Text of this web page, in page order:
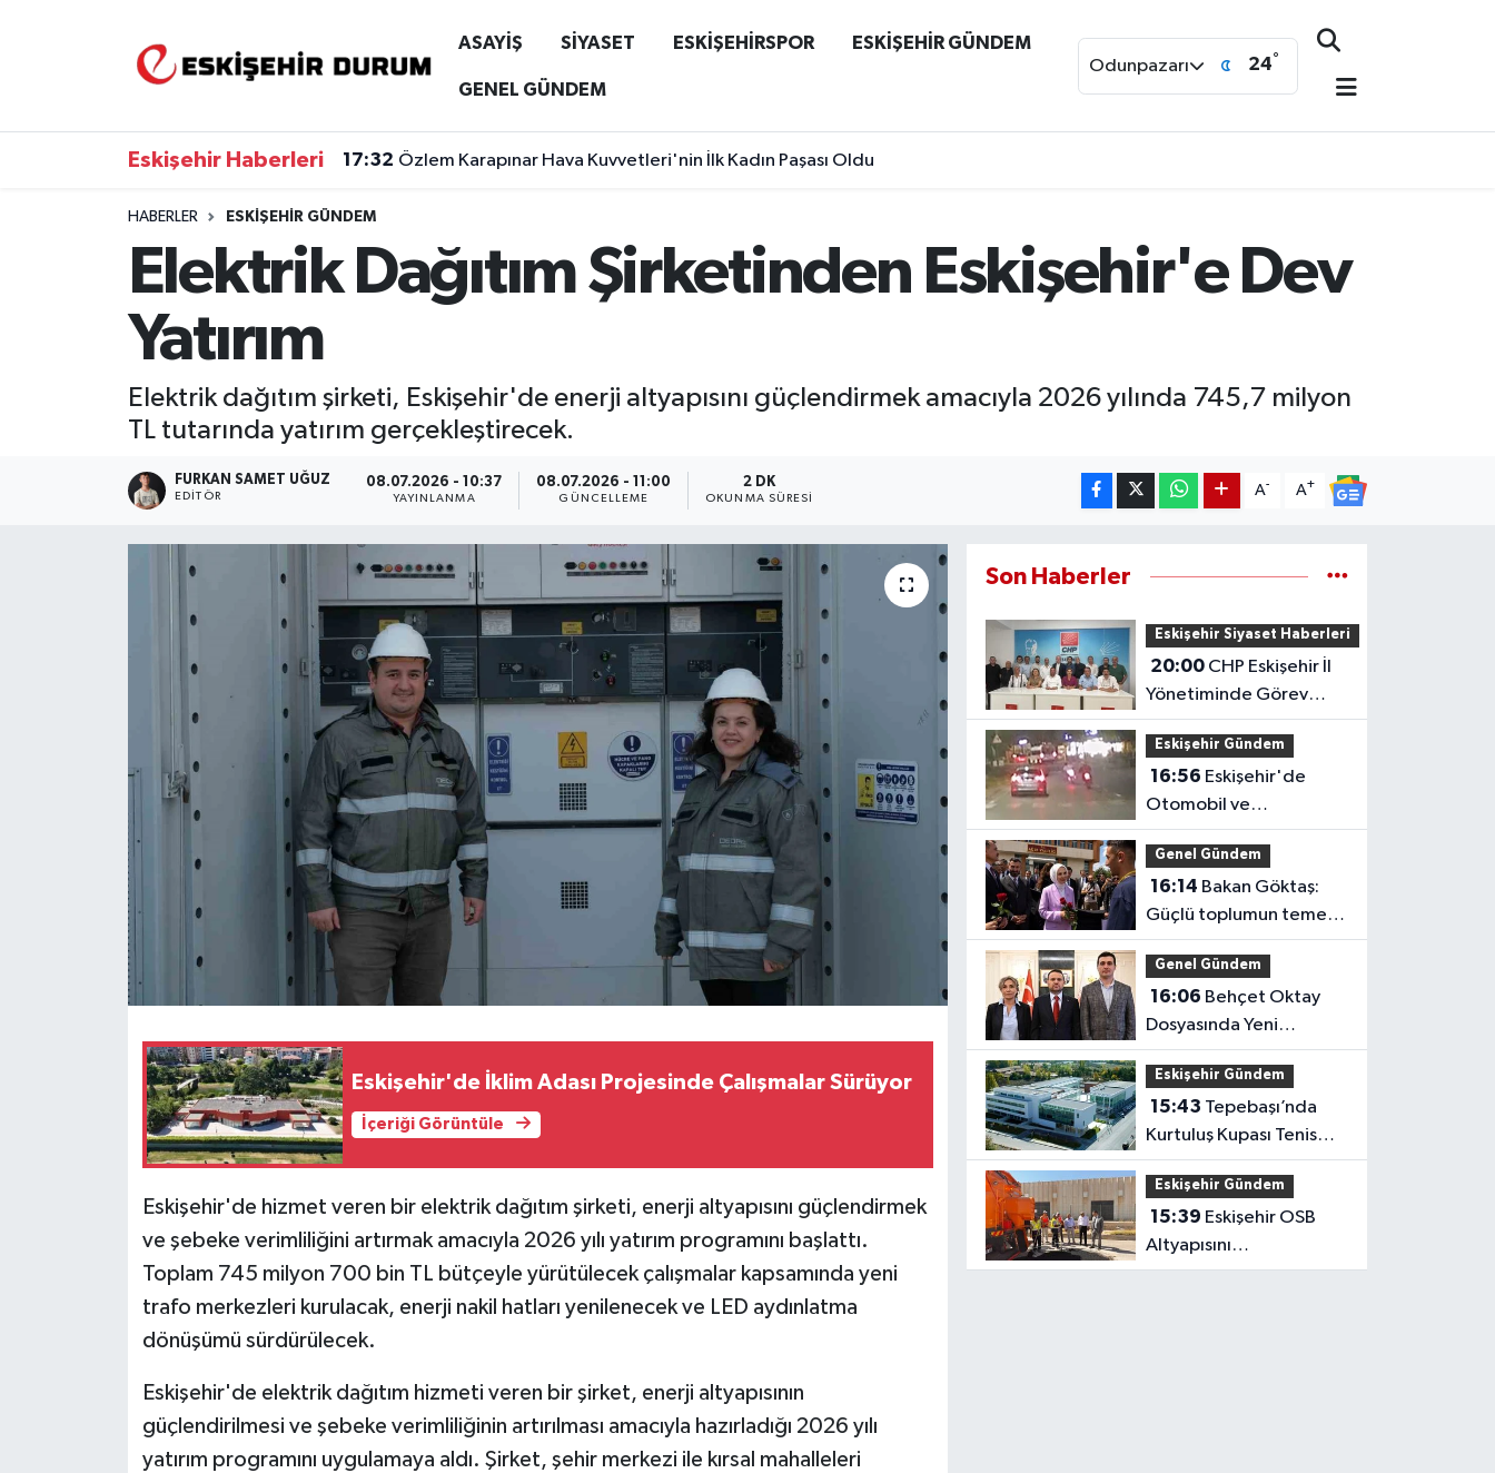
ASAYİŞ SİYASET ESKİŞEHİRSPOR ESKİŞEHİR GÜNDEM
GENEL GÜNDEM
Odunpazarı 24°
Eskişehir Haberleri 17:32 Özlem Karapınar Hava Kuvvetleri'nin İlk Kadın Paşası Oldu
HABERLER ESKIŞEHIR GÜNDEM
Elektrik Dağıtım Şirketinden Eskişehir'e Dev
Yatırım
Elektrik dağıtım şirketi, Eskişehir'de enerji altyapısını güçlendirmek amacıyla 2026 yılında 745,7 milyon
TL tutarında yatırım gerçekleştirecek.
FURKAN SAMET UĞUZ
EDITÖR
08.07.2026 - 10:37
YAYINLANMA
08.07.2026 - 11:00
GÜNCELLEME
2 DK
OKUNMA SÜRESI
A- A+
Eskişehir'de İklim Adası Projesinde Çalışmalar Sürüyor
İçeriği Görüntüle
Eskişehir'de hizmet veren bir elektrik dağıtım şirketi, enerji altyapısını güçlendirmek
ve şebeke verimliliğini artırmak amacıyla 2026 yılı yatırım programını başlattı.
Toplam 745 milyon 700 bin TL bütçeyle yürütülecek çalışmalar kapsamında yeni
trafo merkezleri kurulacak, enerji nakil hatları yenilenecek ve LED aydınlatma
dönüşümü sürdürülecek.
Eskişehir'de elektrik dağıtım hizmeti veren bir şirket, enerji altyapısının
güçlendirilmesi ve şebeke verimliliğinin artırılması amacıyla hazırladığı 2026 yılı
yatırım programını uygulamaya aldı. Şirket, şehir merkezi ile kırsal mahalleleri
Son Haberler
Eskişehir Siyaset Haberleri
20:00CHP Eskişehir İl
Yönetiminde Görev
Dağılımı Tamamlandı
Eskişehir Gündem
16:56
Otomobil ve
Motosikletlerin Tehlikeli
Yarışı Kamerada
Genel Gündem
16:14
Güçlü toplumun temeli
güçlü ailedir
Genel Gündem
16:06
Dosyasında Yeni
Açıklama: Karanlık
Kalmayacak
Eskişehir Gündem
15:43
Kurtuluş Kupası Tenis
Heyecanı Başlıyor
Eskişehir Gündem
15:39
Altyapısını
Güçlendirmeye Devam
Eskişehir Nöbetçi Eczaneler
Eskişehir Trafik Yoğunluk Haritası
Süper Lig Puan Durumu ve Fikstür
Son Dakika Haberleri
Haber Arşivi